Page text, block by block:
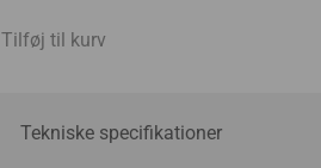
Tilføj til kurv
Tekniske specifikationer